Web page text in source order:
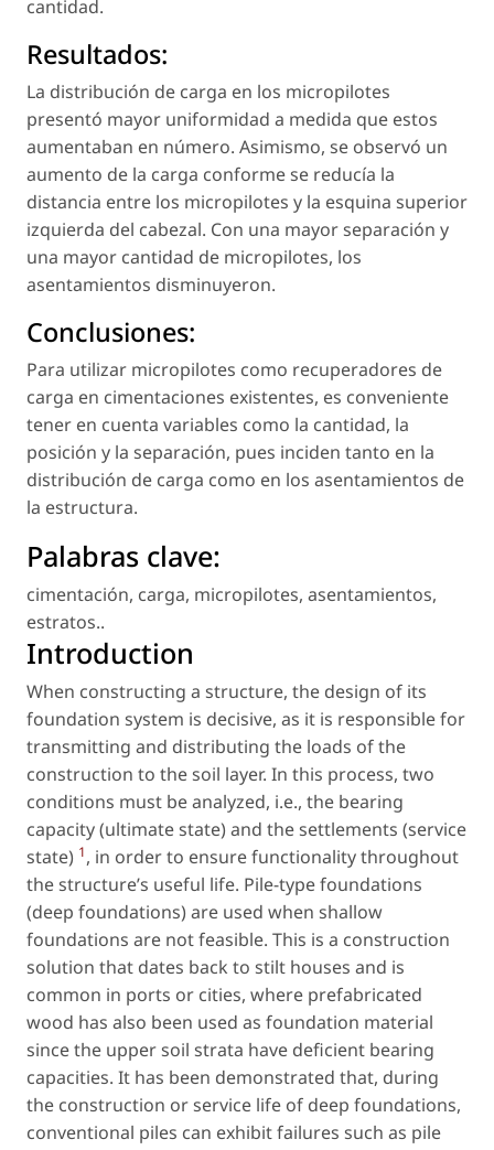
cantidad.
Resultados:
La distribución de carga en los micropilotes
presentó mayor uniformidad a medida que estos
aumentaban en número. Asimismo, se observó un
aumento de la carga conforme se reducía la
distancia entre los micropilotes y la esquina superior
izquierda del cabezal. Con una mayor separación y
una mayor cantidad de micropilotes, los
asentamientos disminuyeron.
Conclusiones:
Para utilizar micropilotes como recuperadores de
carga en cimentaciones existentes, es conveniente
tener en cuenta variables como la cantidad, la
posición y la separación, pues inciden tanto en la
distribución de carga como en los asentamientos de
la estructura.
Palabras clave:
cimentación, carga, micropilotes, asentamientos,
estratos..
Introduction
When constructing a structure, the design of its
foundation system is decisive, as it is responsible for
transmitting and distributing the loads of the
construction to the soil layer. In this process, two
conditions must be analyzed, i.e., the bearing
capacity (ultimate state) and the settlements (service
state) 1, in order to ensure functionality throughout
the structure’s useful life. Pile-type foundations
(deep foundations) are used when shallow
foundations are not feasible. This is a construction
solution that dates back to stilt houses and is
common in ports or cities, where prefabricated
wood has also been used as foundation material
since the upper soil strata have deficient bearing
capacities. It has been demonstrated that, during
the construction or service life of deep foundations,
conventional piles can exhibit failures such as pile